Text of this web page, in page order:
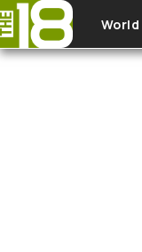
Skip to main content
World